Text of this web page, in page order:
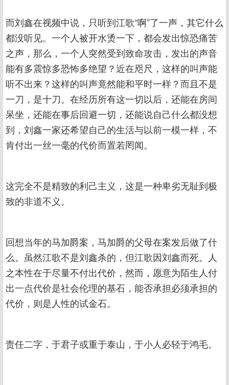
而刘鑫在视频中说，只听到江歌“啊”了一声，其它什么
都没听见。一个人被开水烫一下，都会发出惊恐痛苦
之声，那么，一个人突然受到致命攻击，发出的声音
能有多震惊多恐怖多绝望？近在咫尺，这样的叫声能
听不出来？这样的叫声竟然能和平时一样？而且不是
一刀，是十刀。在经历所有这一切以后，还能在房间
呆坐，还能在事后回避一切，还能说自己什么都没想
到，刘鑫一家还希望自己的生活与以前一模一样，不
肯付出一丝一毫的代价而置若罔闻。
这完全不是精致的利己主义，这是一种卑劣无耻到极
致的非道不义。
回想当年的马加爵案，马加爵的父母在案发后做了什
么。虽然江歌不是刘鑫杀的，但江歌因刘鑫而死。人
之本性在于尽量不付出代价，然而，愿意为陌生人付
出一点代价是社会伦理的基石，能否承担必须承担的
代价，则是人性的试金石。
责任二字，于君子或重于泰山，于小人必轻于鸿毛。